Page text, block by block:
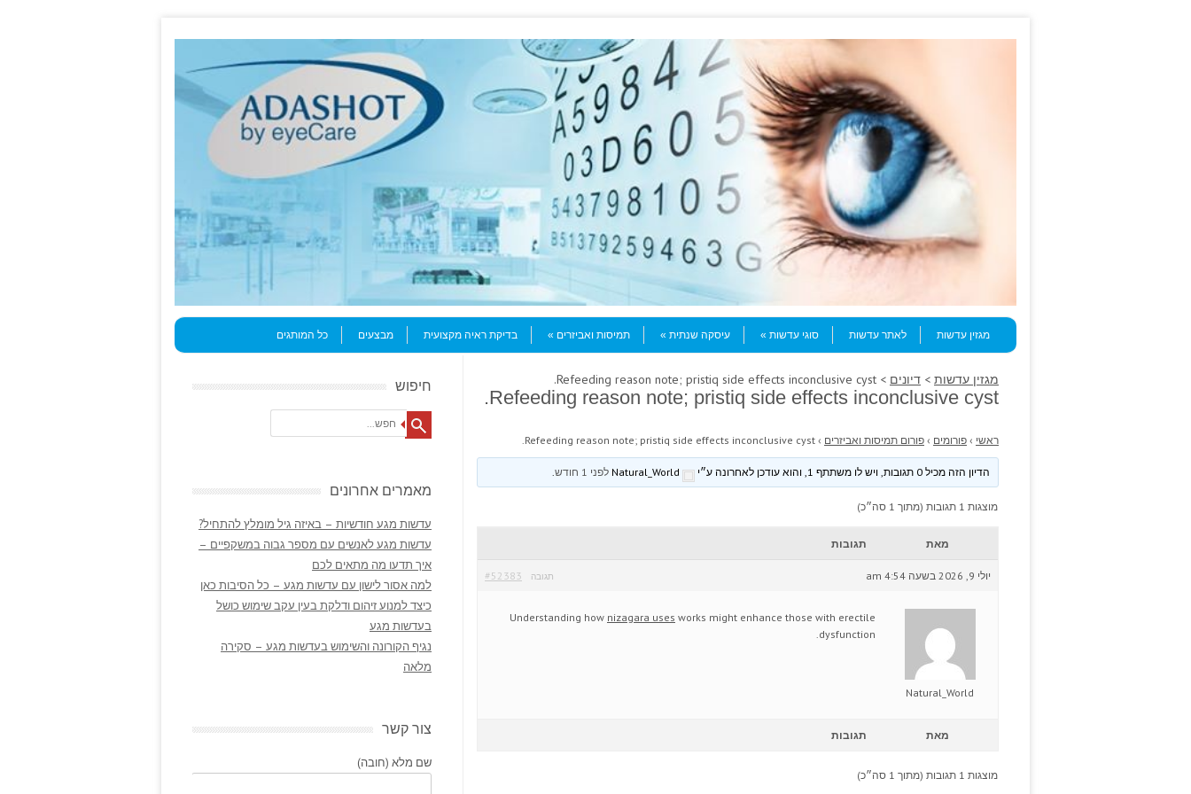
Menu
Skip to content
מגזין עדשות
לאתר עדשות סוגי עדשות עיסקה שנתית תמיסות ואביזרים בדיקת ראיה מקצועית מבצעים כל המותגים
מגזין עדשות > דיונים > Refeeding reason note; pristiq side effects inconclusive cyst.
Refeeding reason note; pristiq side effects inconclusive cyst.
ראשי › פורומים › פורום תמיסות ואביזרים ›
Refeeding reason note; pristiq side effects inconclusive cyst.
הדיון הזה מכיל 0 תגובות, ויש לו משתתף 1, והוא עודכן לאחרונה ע״י לפני 1 חודש
מוצגות 1 תגובות (מתוך 1 סה״כ)
מאת תגובות
יולי 9, 2026 בשעה 4:54 am #52383 תגובה
Natural_World
Understanding how nizagara uses works might enhance those with erectile
dysfunction.
מאת תגובות
מוצגות 1 תגובות (מתוך 1 סה״כ)
חיפוש
Search
מאמרים אחרונים
עדשות מגע חודשיות – באיזה גיל מומלץ להתחיל?
עדשות מגע לאנשים עם מספר גבוה במשקפיים –
איך תדעו מה מתאים לכם
למה אסור לישון עם עדשות מגע – כל הסיבות כאן
כיצד למנוע זיהום ודלקת בעין עקב שימוש כושל
בעדשות מגע
נגיף הקורונה והשימוש בעדשות מגע – סקירה
מלאה
צור קשר
שם מלא (חובה)